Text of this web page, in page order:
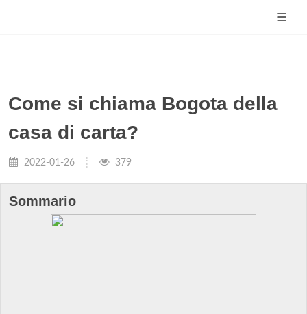
Come si chiama Bogota della
casa di carta?
2022-01-26 379
Sommario